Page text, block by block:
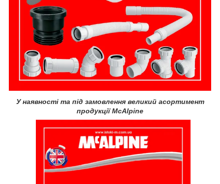
У наявності та під замовлення великий асортимент
продукції McAlpine